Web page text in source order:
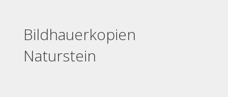
Bildhauerkopien
Naturstein